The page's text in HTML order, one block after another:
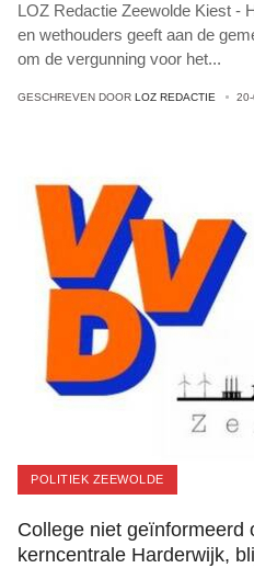
LOZ Redactie Zeewolde Kiest -
en wethouders geeft aan de
om de vergunning voor het...
GESCHREVEN DOOR LOZ REDACTIE
POLITIEK ZEEWOLDE
College niet geïnformeerd
kerncentrale Harderwijk,